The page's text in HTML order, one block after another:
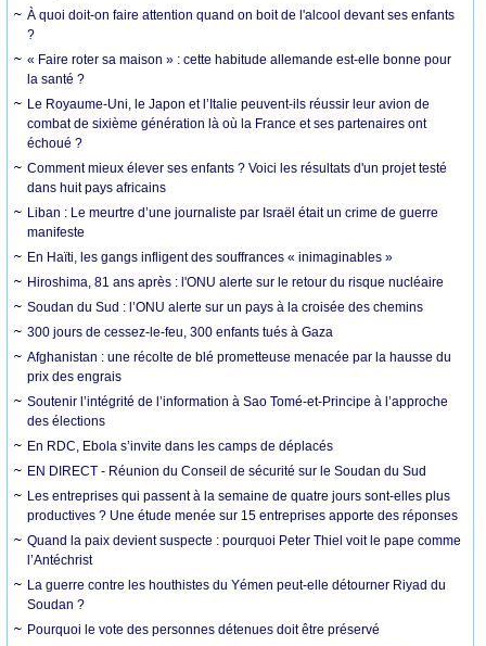
À quoi doit-on faire attention quand on boit de l'alcool devant ses enfants
?
« Faire roter sa maison » : cette habitude allemande est-elle bonne pour
la santé ?
Le Royaume-Uni, le Japon et l’Italie peuvent-ils réussir leur avion de
combat de sixième génération là où la France et ses partenaires ont
échoué ?
Comment mieux élever ses enfants ? Voici les résultats d'un projet testé
dans huit pays africains
Liban : Le meurtre d’une journaliste par Israël était un crime de guerre
manifeste
En Haïti, les gangs infligent des souffrances « inimaginables »
Hiroshima, 81 ans après : l'ONU alerte sur le retour du risque nucléaire
Soudan du Sud : l’ONU alerte sur un pays à la croisée des chemins
300 jours de cessez-le-feu, 300 enfants tués à Gaza
Afghanistan : une récolte de blé prometteuse menacée par la hausse du
prix des engrais
Soutenir l’intégrité de l’information à Sao Tomé-et-Principe à l’approche
des élections
En RDC, Ebola s’invite dans les camps de déplacés
EN DIRECT - Réunion du Conseil de sécurité sur le Soudan du Sud
Les entreprises qui passent à la semaine de quatre jours sont-elles plus
productives ? Une étude menée sur 15 entreprises apporte des réponses
Quand la paix devient suspecte : pourquoi Peter Thiel voit le pape comme
l’Antéchrist
La guerre contre les houthistes du Yémen peut-elle détourner Riyad du
Soudan ?
Pourquoi le vote des personnes détenues doit être préservé